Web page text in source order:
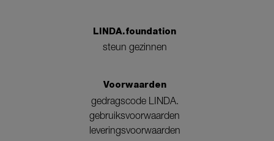
LINDA.foundation
steun gezinnen
Voorwaarden
gedragscode LINDA.
gebruiksvoorwaarden
leveringsvoorwaarden